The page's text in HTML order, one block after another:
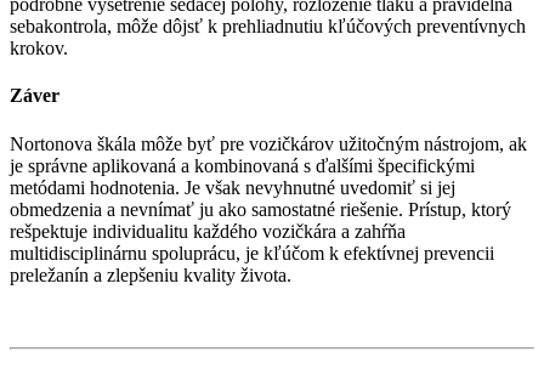
podrobné vyšetrenie sedacej polohy, rozloženie tlaku a pravidelná
sebakontrola, môže dôjsť k prehliadnutiu kľúčových preventívnych
krokov.
Záver
Nortonova škála môže byť pre vozičkárov užitočným nástrojom, ak
je správne aplikovaná a kombinovaná s ďalšími špecifickými
metódami hodnotenia. Je však nevyhnutné uvedomiť si jej
obmedzenia a nevnímať ju ako samostatné riešenie. Prístup, ktorý
rešpektuje individualitu každého vozičkára a zahŕňa
multidisciplinárnu spoluprácu, je kľúčom k efektívnej prevencii
preležanín a zlepšeniu kvality života.